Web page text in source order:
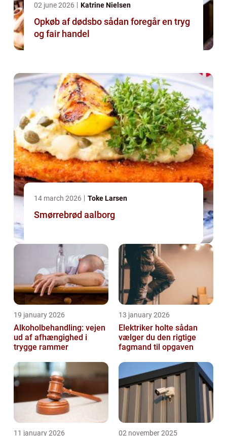
02 june 2026 Katrine Nielsen
Opkøb af dødsbo sådan foregår en tryg
og fair handel
14 march 2026 Toke Larsen
Smørrebrød aalborg
19 january 2026
Alkoholbehandling: vejen
ud af afhængighed i
trygge rammer
13 january 2026
Elektriker holte sådan
vælger du den rigtige
fagmand til opgaven
11 january 2026 02 november 2025